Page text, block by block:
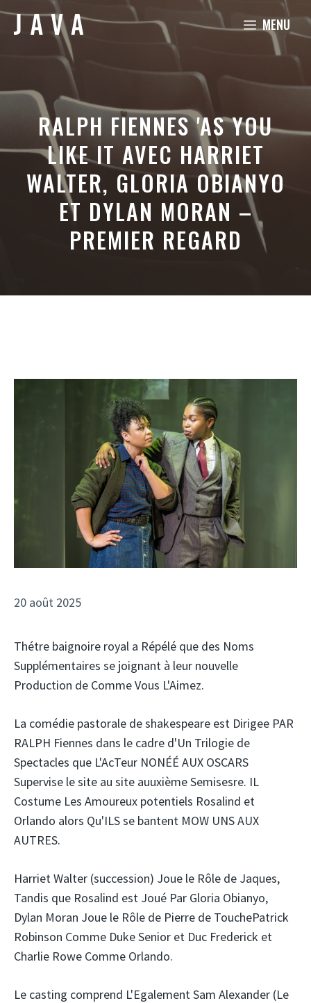
Aller
MENU
RALPH FIENNES 'AS YOU
LIKE IT AVEC HARRIET
WALTER, GLORIA OBIANYO
ET DYLAN MORAN –
PREMIER REGARD
20 août 2025
Thétre baignoire royal a Répélé que des Noms
Supplémentaires se joignant à leur nouvelle
Production de Comme Vous L'Aimez.
La comédie pastorale de shakespeare est Dirigee PAR
RALPH Fiennes dans le cadre d'Un Trilogie de
Spectacles que L'AcTeur NONÉÉ AUX OSCARS
Supervise le site au site auuxième Semisesre. IL
Costume Les Amoureux potentiels Rosalind et
Orlando alors Qu'ILS se bantent MOW UNS AUX
AUTRES.
Harriet Walter (succession) Joue le Rôle de Jaques,
Tandis que Rosalind est Joué Par Gloria Obianyo,
Dylan Moran Joue le Rôle de Pierre de TouchePatrick
Robinson Comme Duke Senior et Duc Frederick et
Charlie Rowe Comme Orlando.
Le casting comprend L'Egalement Sam Alexander (Le